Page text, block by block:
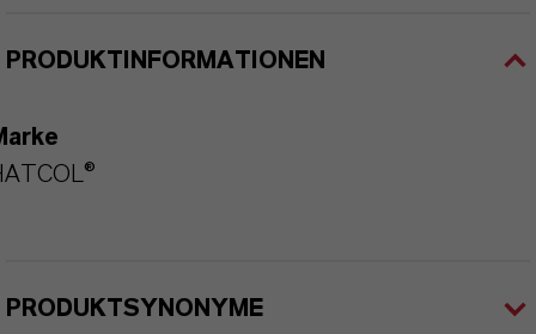
PRODUKTINFORMATIONEN
PRODUKTSYNONYME